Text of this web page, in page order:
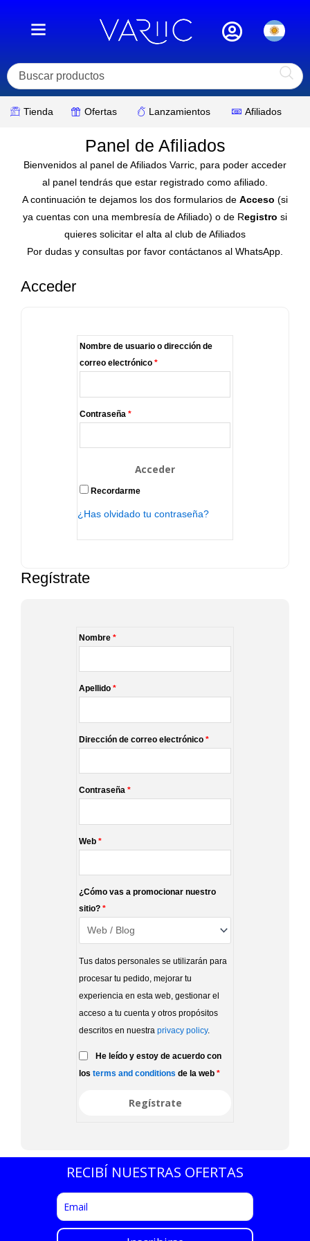
Tienda Ofertas Lanzamientos Afiliados
Panel de Afiliados
Bienvenidos al panel de Afiliados Varric, para poder acceder
al panel tendrás que estar registrado como afiliado.
A continuación te dejamos los dos formularios de Acceso (si
ya cuentas con una membresía de Afiliado) o de Registro si
quieres solicitar el alta al club de Afiliados
Por dudas y consultas por favor contáctanos al WhatsApp.
Acceder
Nombre de usuario o dirección de
correo electrónico *
Contraseña *
Recordarme
¿Has olvidado tu contraseña?
Regístrate
Nombre *
Apellido *
Dirección de correo electrónico *
Contraseña *
Web *
¿Cómo vas a promocionar nuestro
sitio? *
Tus datos personales se utilizarán para
procesar tu pedido, mejorar tu
experiencia en esta web, gestionar el
acceso a tu cuenta y otros propósitos
descritos en nuestra privacy policy.
He leído y estoy de acuerdo con
los terms and conditions de la web *
RECIBÍ NUESTRAS OFERTAS